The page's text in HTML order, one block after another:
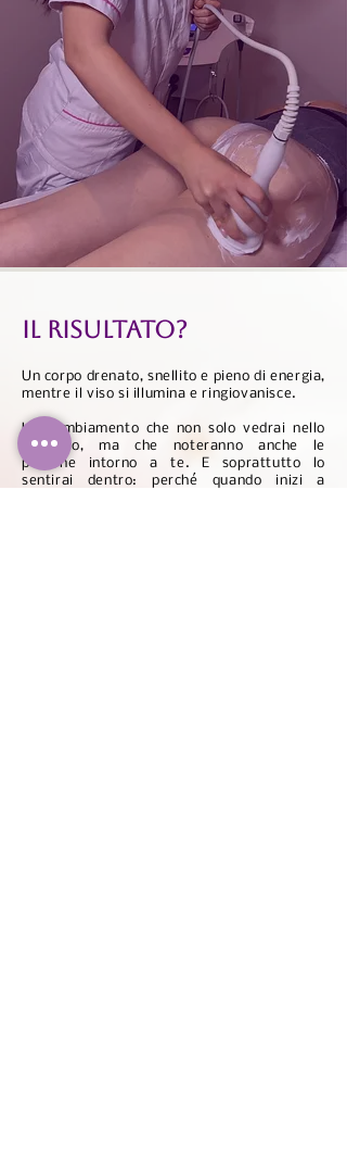
IL RISULTATO?
Un corpo drenato, snellito e pieno di energia,
mentre il viso si illumina e ringiovanisce.
Un cambiamento che non solo vedrai nello
specchio, ma che noteranno anche le
persone intorno a te.
E soprattutto lo
sentirai dentro: perché quando inizi a